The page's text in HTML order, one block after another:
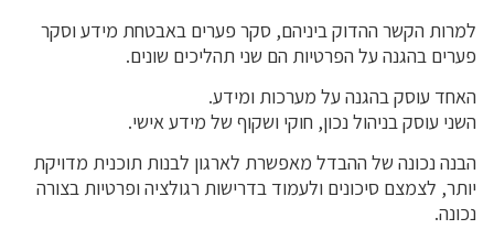
למרות הקשר ההדוק ביניהם, סקר פערים באבטחת מידע וסקר
פערים בהגנה על הפרטיות הם שני תהליכים שונים.
האחד עוסק בהגנה על מערכות ומידע.
השני עוסק בניהול נכון, חוקי ושקוף של מידע אישי.
הבנה נכונה של ההבדל מאפשרת לארגון לבנות תוכנית מדויקת
יותר, לצמצם סיכונים ולעמוד בדרישות רגולציה ופרטיות בצורה
נכונה.